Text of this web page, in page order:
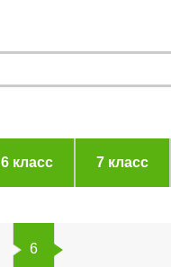
6 класс 7 класс
6